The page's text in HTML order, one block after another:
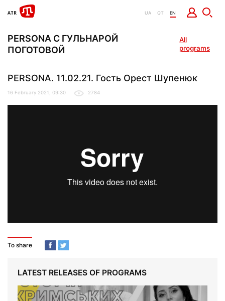
UA QT EN
PERSONA С ГУЛЬНАРОЙ
ПОГОТОВОЙ
All
programs
PERSONA. 11.02.21. Гость Орест Шупенюк
16 February 2021, 09:30 2784
To share
LATEST RELEASES OF PROGRAMS